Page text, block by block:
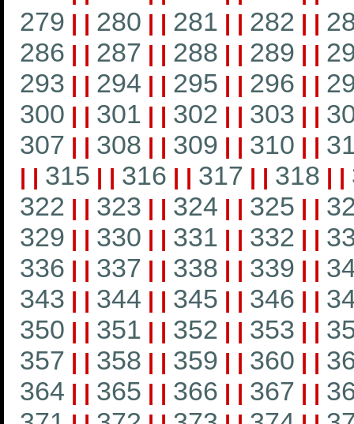
279 | | 280 | | 281 | | 282 | |
286 | | 287 | | 288 | | 289 | |
293 | | 294 | | 295 | | 296 | |
300 | | 301 | | 302 | | 303 | |
307 | | 308 | | 309 | | 310 | |
| | 315 | | 316 | | 317 | | 318 | |
322 | | 323 | | 324 | | 325 | |
329 | | 330 | | 331 | | 332 | |
336 | | 337 | | 338 | | 339 | |
343 | | 344 | | 345 | | 346 | |
350 | | 351 | | 352 | | 353 | |
357 | | 358 | | 359 | | 360 | |
364 | | 365 | | 366 | | 367 | |